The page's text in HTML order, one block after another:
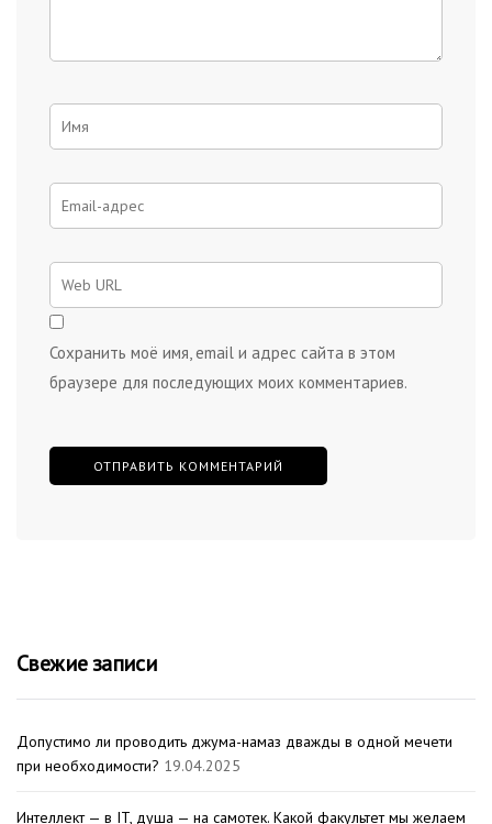
Сохранить моё имя, email и адрес сайта в этом
браузере для последующих моих комментариев.
Свежие записи
Допустимо ли проводить джума-намаз дважды в одной мечети
при необходимости? 19.04.2025
Интеллект — в IT, душа — на самотек. Какой факультет мы желаем